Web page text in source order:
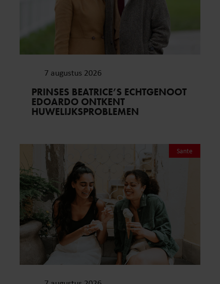
7 augustus 2026
PRINSES BEATRICE’S ECHTGENOOT
EDOARDO ONTKENT
HUWELIJKSPROBLEMEN
Sante